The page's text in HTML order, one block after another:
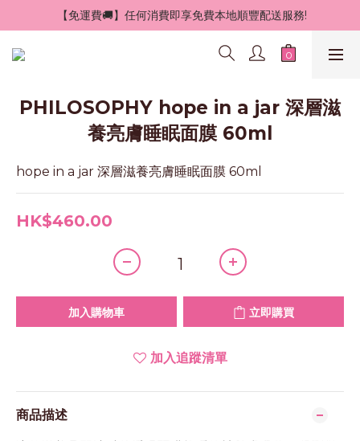
【免運費🚚】任何消費即享免費本地順豐配送服務!
PHILOSOPHY hope in a jar 深層滋
養亮膚睡眠面膜 60ml
hope in a jar 深層滋養亮膚睡眠面膜 60ml
HK$460.00
加入購物車 立即購買
加入追蹤清單
商品描述